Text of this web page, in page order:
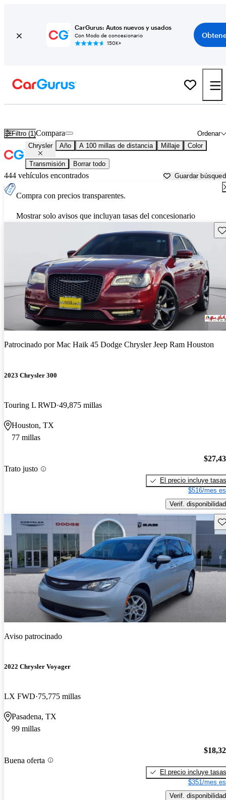
CarGurus: Autos nuevos y usados
Con Modo de concesionario
150K+
Filtro (1) Ordenar
Compara
Chrysler Año A 100 millas de distancia Millaje Color
Transmisión Borrar todo
444 vehículos encontrados Guardar
Compra con precios transparentes.
Mostrar solo avisos que incluyan tasas del concesionario
Patrocinado porMac Haik 45 Dodge Chrysler Jeep Ram Houston
2023 Chrysler 300
Touring L RWD 49,875 millas
Houston, TX
77 millas
Trato justo
El precio incluye tasas
$516/mes
Verif. disponibilidad
Aviso patrocinado
2022 Chrysler Voyager
LX FWD 75,775 millas
Pasadena, TX
99 millas
Buena oferta
El precio incluye tasas
$351/mes
Verif. disponibilidad